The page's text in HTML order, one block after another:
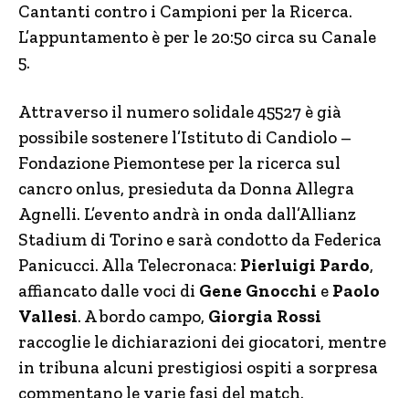
Cantanti contro i Campioni per la Ricerca.
L’appuntamento è per le 20:50 circa su Canale
5.
Attraverso il numero solidale 45527 è già
possibile sostenere l’Istituto di Candiolo –
Fondazione Piemontese per la ricerca sul
cancro onlus, presieduta da Donna Allegra
Agnelli. L’evento andrà in onda dall’Allianz
Stadium di Torino e sarà condotto da Federica
Panicucci. Alla Telecronaca: Pierluigi Pardo,
affiancato dalle voci di Gene Gnocchi e Paolo
Vallesi. A bordo campo, Giorgia Rossi
raccoglie le dichiarazioni dei giocatori, mentre
in tribuna alcuni prestigiosi ospiti a sorpresa
commentano le varie fasi del match.